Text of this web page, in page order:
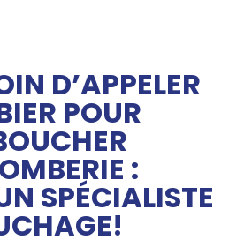
D’APPELER
POUR
:
SPÉCIALISTE